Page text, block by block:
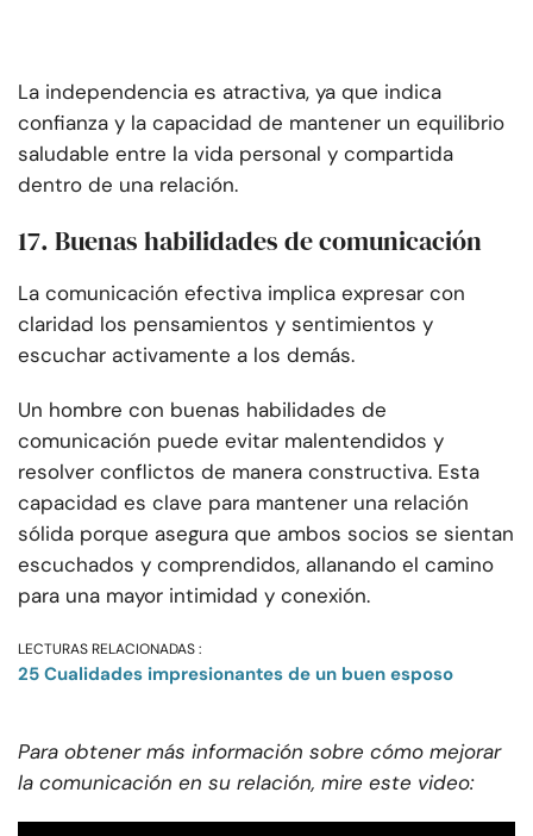
La independencia es atractiva, ya que indica
confianza y la capacidad de mantener un equilibrio
saludable entre la vida personal y compartida
dentro de una relación.
17. Buenas habilidades de comunicación
La comunicación efectiva implica expresar con
claridad los pensamientos y sentimientos y
escuchar activamente a los demás.
Un hombre con buenas habilidades de
comunicación puede evitar malentendidos y
resolver conflictos de manera constructiva. Esta
capacidad es clave para mantener una relación
sólida porque asegura que ambos socios se sientan
escuchados y comprendidos, allanando el camino
para una mayor intimidad y conexión.
LECTURAS RELACIONADAS :
25 Cualidades impresionantes de un buen esposo
Para obtener más información sobre cómo mejorar
la comunicación en su relación, mire este video: